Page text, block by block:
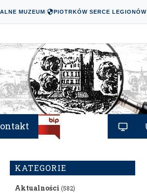
MUZEUM| PIOTRKÓW SERCE LEGIONÓW
KATEGORIE
Aktualności (582)